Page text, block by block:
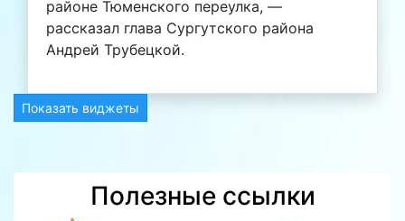
районе Тюменского переулка, —
рассказал глава Сургутского района
Андрей Трубецкой.
Показать виджеты
Полезные ссылки